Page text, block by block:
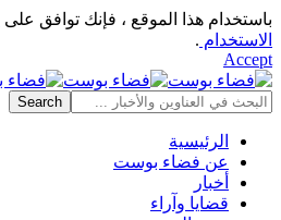
باستخدام هذا الموقع ، فإنك توافق على
الاستخدام .
Accept
الرئيسية
عن فضاء بوست
أخبار
قضايا وآراء